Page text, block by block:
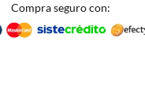
Compra seguro con: